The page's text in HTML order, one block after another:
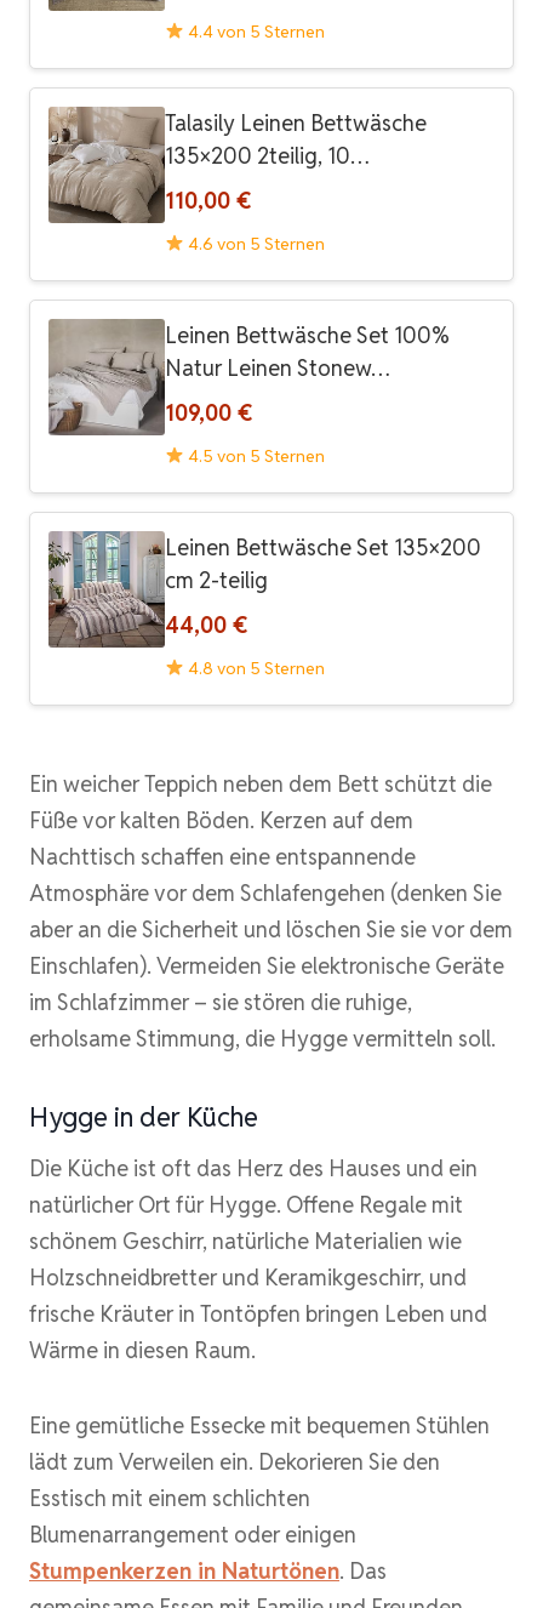
4.4 von 5 Sternen
Talasily Leinen Bettwäsche
135×200 2teilig, 10…
110,00 €
4.6 von 5 Sternen
Leinen Bettwäsche Set 100%
Natur Leinen Stonew…
109,00 €
4.5 von 5 Sternen
Leinen Bettwäsche Set 135×200
cm 2-teilig
44,00 €
4.8 von 5 Sternen
Ein weicher Teppich neben dem Bett schützt die
Füße vor kalten Böden. Kerzen auf dem
Nachttisch schaffen eine entspannende
Atmosphäre vor dem Schlafengehen (denken Sie
aber an die Sicherheit und löschen Sie sie vor dem
Einschlafen). Vermeiden Sie elektronische Geräte
im Schlafzimmer – sie stören die ruhige,
erholsame Stimmung, die Hygge vermitteln soll.
Hygge in der Küche
Die Küche ist oft das Herz des Hauses und ein
natürlicher Ort für Hygge. Offene Regale mit
schönem Geschirr, natürliche Materialien wie
Holzschneidbretter und Keramikgeschirr, und
frische Kräuter in Tontöpfen bringen Leben und
Wärme in diesen Raum.
Eine gemütliche Essecke mit bequemen Stühlen
lädt zum Verweilen ein. Dekorieren Sie den
Esstisch mit einem schlichten
Blumenarrangement oder einigen
Stumpenkerzen in Naturtönen. Das